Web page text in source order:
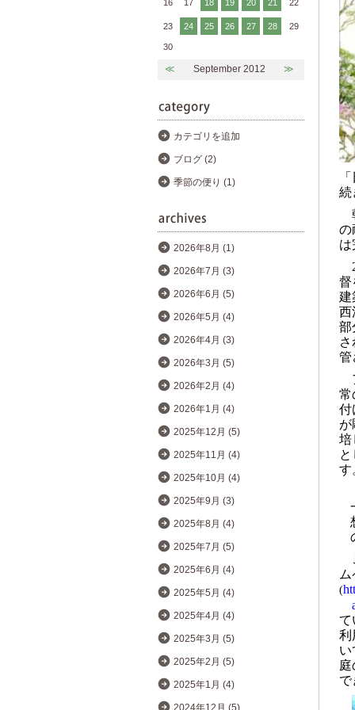
続
の
は
督
建
西
部
管
常
付
が
培
す
(
て
利
い
庭
で
16 17 18 19 20 21 22
23 24 25 26 27 28 29
30
≪ September 2012 ≫
カテゴリを追加
ブログ (2)
季節の便り (1)
2026年8月 (1)
2026年7月 (3)
2026年6月 (5)
2026年5月 (4)
2026年4月 (3)
2026年3月 (5)
2026年2月 (4)
2026年1月 (4)
2025年12月 (5)
2025年11月 (4)
2025年10月 (4)
2025年9月 (3)
2025年8月 (4)
2025年7月 (5)
2025年6月 (4)
2025年5月 (4)
2025年4月 (4)
2025年3月 (5)
2025年2月 (5)
2025年1月 (4)
2024年12月 (5)